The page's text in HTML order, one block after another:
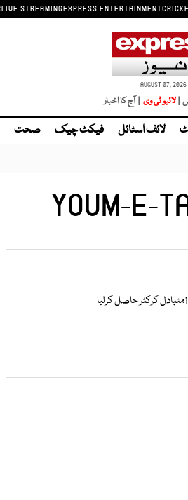
LIVE STREAMINGEXPRESS ENTERTAINMENT
AUGUST 07, 2026
| | آج کا اخبار
لائف اسٹائل فیکٹ چیک صحت
YOUM-E-